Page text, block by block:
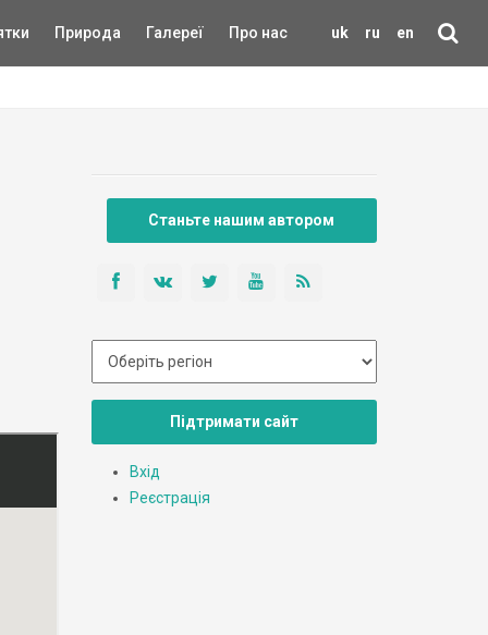
uk ru en
Природа Галереї Про нас
Станьте нашим автором
Підтримати сайт
Вхід
Реєстрація